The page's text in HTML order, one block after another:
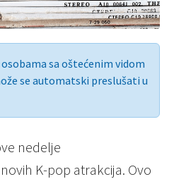
sa oštećenim vidom
se automatski preslušati u
nedelje
K-pop atrakcija. Ovo